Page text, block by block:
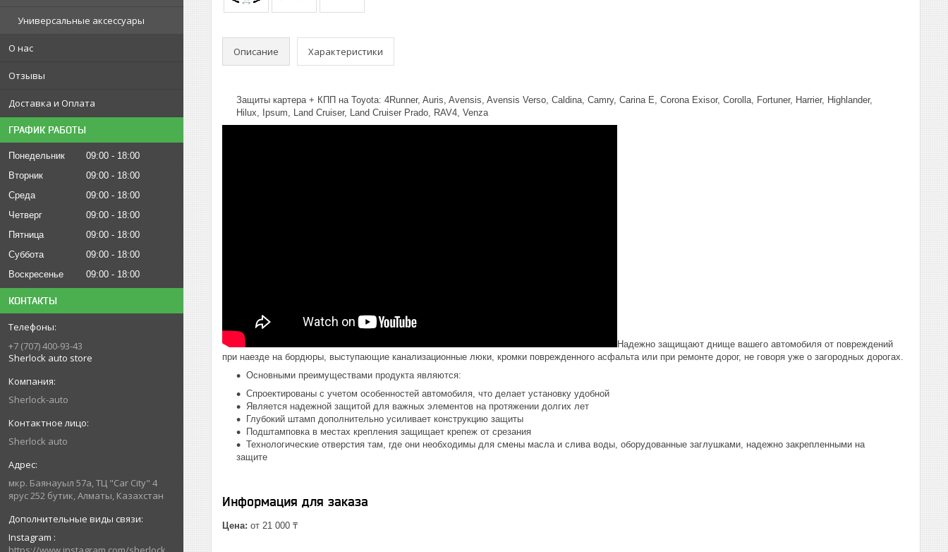
Универсальные аксессуары
О нас
Отзывы
Доставка и Оплата
ГРАФИК РАБОТЫ
Понедельник 09:00
18:00
Вторник
09:00
18:00
Среда
09:00
18:00
Четверг
09:00
18:00
Пятница
09:00
18:00
Суббота
09:00
18:00
Воскресенье
09:00 18:00
КОНТАКТЫ
+7 (707) 400-93-43
Sherlock auto store
Sherlock-auto
Sherlock auto
мкр. Баянауыл 57а, ТЦ "Car Сity" 4
ярус 252 бутик, Алматы, Казахстан
Instagram
Описание Характеристики
Защиты картера + КПП на Toyota: 4Runner, Auris, Avensis, Avensis Verso, Caldina, Camry, Carina E, Corona Exisor, Corolla, Fortuner, Harrier, Highlander,
Hilux, Ipsum, Land Cruiser, Land Cruiser Prado, RAV4, Venza
Надежно защищают днище вашего автомобиля от повреждений
при наезде на бордюры, выступающие канализационные люки, кромки поврежденного асфальта или при ремонте дорог, не говоря уже о загородных дорогах.
Основными преимуществами продукта являются:
Спроектированы с учетом особенностей автомобиля, что делает установку удобной
Является надежной защитой для важных элементов на протяжении долгих лет
Глубокий штамп дополнительно усиливает конструкцию защиты
Подштамповка в местах крепления защищает крепеж от срезания
Технологические отверстия там, где они необходимы для смены масла и слива воды, оборудованные заглушками, надежно закрепленными на
защите
Информация для заказа
Цена: от 21 000 ₸